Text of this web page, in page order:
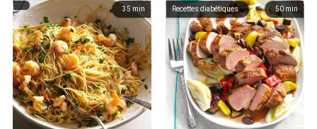
35min 50 min
Recettes diabétiques